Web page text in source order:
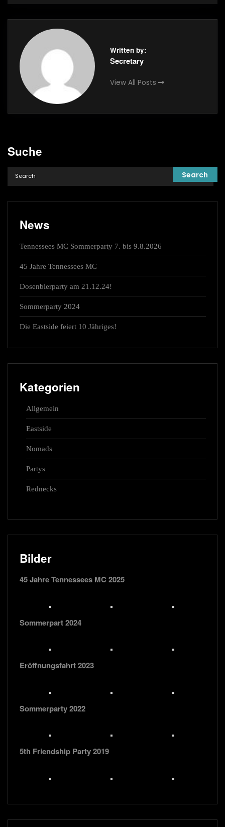
Written by:
Secretary
View All Posts
Suche
News
Tennessees MC Sommerparty 7. bis 9.8.2026
45 Jahre Tennessees MC
Dosenbierparty am 21.12.24!
Sommerparty 2024
Die Eastside feiert 10 Jähriges!
Kategorien
Allgemein
Eastside
Nomads
Partys
Rednecks
Bilder
45 Jahre Tennessees MC 2025
Sommerpart 2024
Eröffnungsfahrt 2023
Sommerparty 2022
5th Friendship Party 2019